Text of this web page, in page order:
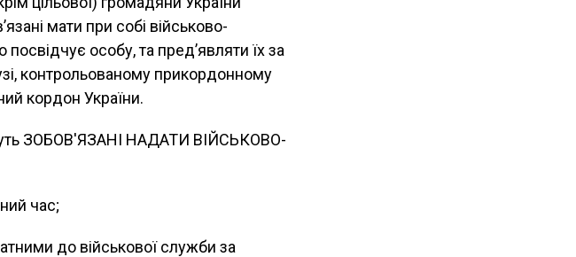
мати при собі військово-
особу, та пред’являти їх за
контрольованому прикордонному
кордон України.
ЗОБОВ'ЯЗАНІ НАДАТИ ВІЙСЬКОВО-
час;
до військової служби за